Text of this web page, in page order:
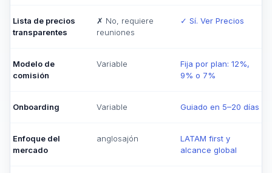
Lista de precios
transparentes
✗ No, requiere
reuniones
✓ Sí. Ver Precios
Modelo de
comisión
Variable
Fija por plan: 12%,
9% o 7%
Onboarding Variable Guiado en 5–20 días
Enfoque del
mercado
anglosajón
LATAM first y
alcance global